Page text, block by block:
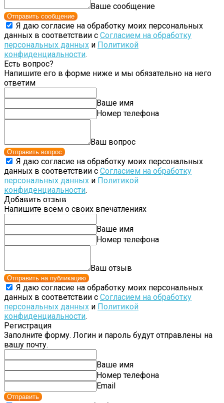
Ваше сообщение
Отправить сообщение
Я даю согласие на обработку моих персональных
данных в соответствии с Согласием на обработку
персональных данных и Политикой
конфиденциальности.
Есть вопрос?
Напишите его в форме ниже и мы обязательно на него
ответим
Ваше имя
Номер телефона
Ваш вопрос
Отправить вопрос
Я даю согласие на обработку моих персональных
данных в соответствии с Согласием на обработку
персональных данных и Политикой
конфиденциальности.
Добавить отзыв
Напишите всем о своих впечатлениях
Ваше имя
Номер телефона
Ваш отзыв
Отправить на публикацию
Я даю согласие на обработку моих персональных
данных в соответствии с Согласием на обработку
персональных данных и Политикой
конфиденциальности.
Регистрация
Заполните форму. Логин и пароль будут отправлены на
вашу почту.
Ваше имя
Номер телефона
Email
Отправить